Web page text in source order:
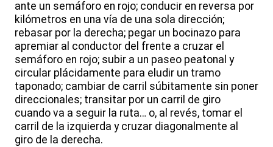
ante un semáforo en rojo; conducir en reversa por
kilómetros en una vía de una sola dirección;
rebasar por la derecha; pegar un bocinazo para
apremiar al conductor del frente a cruzar el
semáforo en rojo; subir a un paseo peatonal y
circular plácidamente para eludir un tramo
taponado; cambiar de carril súbitamente sin poner
direccionales; transitar por un carril de giro
cuando va a seguir la ruta… o, al revés, tomar el
carril de la izquierda y cruzar diagonalmente al
giro de la derecha.